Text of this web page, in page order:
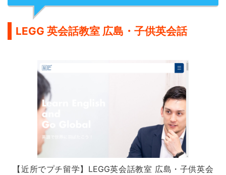
LEGG 英会話教室 広島・子供英会話
【近所でプチ留学】LEGG英会話教室 広島・子供英会